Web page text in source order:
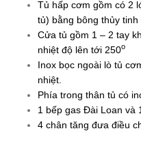
Tủ hấp cơm gồm có 2
tủ) bằng bông thủy tinh
Cửa tủ gồm 1 – 2 tay
nhiệt độ lên tới 250o
Inox bọc ngoài lò tủ
nhiệt.
Phía trong thân tủ có
1 bếp gas Đài Loan và
4 chân tăng đưa điều